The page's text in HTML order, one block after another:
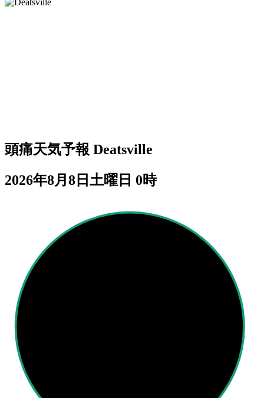
頭痛天気予報 Deatsville
2026年8月8日土曜日 0時